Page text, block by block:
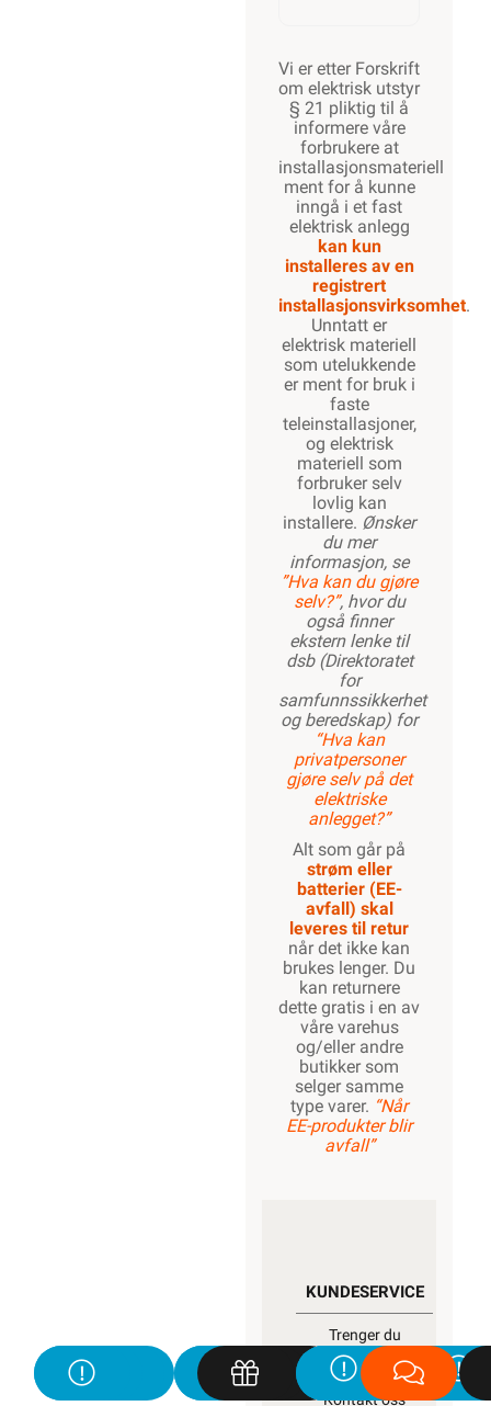
Vi er etter Forskrift
om elektrisk utstyr
§ 21 pliktig til å
informere våre
forbrukere at
installasjonsmateriell
ment for å kunne
inngå i et fast
elektrisk anlegg
kan kun
installeres av en
registrert
installasjonsvirksomhet.
Unntatt er
elektrisk materiell
som utelukkende
er ment for bruk i
faste
teleinstallasjoner,
og elektrisk
materiell som
forbruker selv
lovlig kan
installere. Ønsker
du mer
informasjon, se
”Hva kan du gjøre
selv?”, hvor du
også finner
ekstern lenke til
dsb (Direktoratet
for
samfunnssikkerhet
og beredskap) for
“Hva kan
privatpersoner
gjøre selv på det
elektriske
anlegget?”
Alt som går på
strøm eller
batterier (EE-
avfall) skal
leveres til retur
når det ikke kan
brukes lenger. Du
kan returnere
dette gratis i en av
våre varehus
og/eller andre
butikker som
selger samme
type varer. “Når
EE-produkter blir
avfall”
KUNDESERVICE
Trenger du
elektriker? Vi hjelper
deg
Kontakt oss